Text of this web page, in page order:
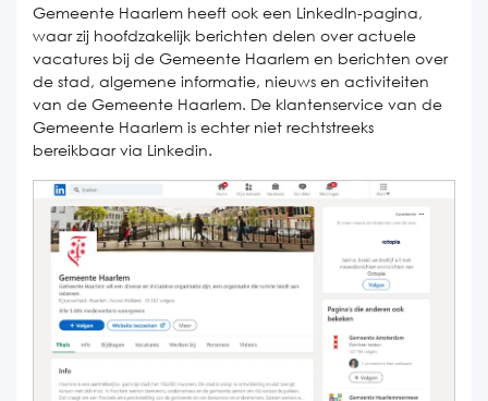
Gemeente Haarlem heeft ook een LinkedIn-pagina,
waar zij hoofdzakelijk berichten delen over actuele
vacatures bij de Gemeente Haarlem en berichten over
de stad, algemene informatie, nieuws en activiteiten
van de Gemeente Haarlem. De klantenservice van de
Gemeente Haarlem is echter niet rechtstreeks
bereikbaar via Linkedin.